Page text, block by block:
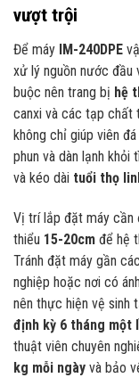
vượt trội
Để máy IM-240DPE
xử lý nguồn nước đầu
buộc nên trang bị hệ
canxi và các tạp chất
không chỉ giúp viên
phun và dàn lạnh khỏi
và kéo dài tuổi thọ
Vị trí lắp đặt máy cần
thiểu 15-20cm để hệ
Tránh đặt máy gần
nghiệp hoặc nơi có
nên thực hiện vệ sinh
định kỳ 6 tháng một
thuật viên chuyên
kg mỗi ngày và bảo